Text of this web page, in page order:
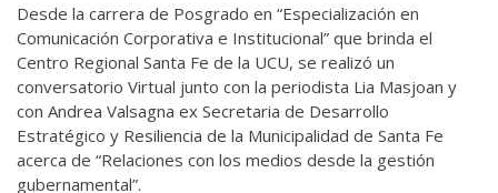
Desde la carrera de Posgrado en “Especialización en
Comunicación Corporativa e Institucional” que brinda el
Centro Regional Santa Fe de la UCU, se realizó un
conversatorio Virtual junto con la periodista Lia Masjoan y
con Andrea Valsagna ex Secretaria de Desarrollo
Estratégico y Resiliencia de la Municipalidad de Santa Fe
acerca de “Relaciones con los medios desde la gestión
gubernamental”.